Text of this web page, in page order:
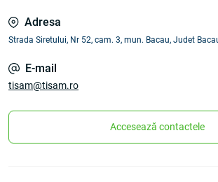
Adresa
Strada Siretului, Nr 52, cam. 3, mun. Bacau, Judet
E-mail
tisam@tisam.ro
Accesează contactele